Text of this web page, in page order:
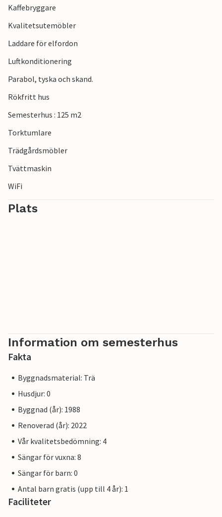
bland annat Dueodde fyr, Rokkestenen, Nexø, de charmiga
städerna Snogebæk och Svaneke och många fler. Barnen
uppkallad efter öns nationaltroll.
semesterhus!
Kaffebryggare
Kvalitetsutemöbler
Laddare för elfordon
Luftkonditionering
Parabol, tyska och skand.
Rökfritt hus
Semesterhus : 125 m2
Torktumlare
Trädgårdsmöbler
Tvättmaskin
WiFi
Plats
Information om semesterhus
Fakta
Byggnadsmaterial: Trä
Husdjur: 0
Byggnad (år): 1988
Renoverad (år): 2022
Vår kvalitetsbedömning: 4
Sängar för vuxna: 8
Sängar för barn: 0
Antal barn gratis (upp till 4 år): 1
Faciliteter